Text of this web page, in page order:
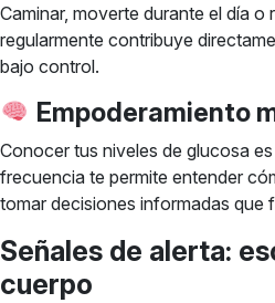
Caminar, moverte durante el día o
regularmente contribuye
bajo control.
Empoderamiento
Conocer tus niveles de glucosa
frecuencia te permite entender
tomar decisiones informadas que
Señales de alerta:
cuerpo